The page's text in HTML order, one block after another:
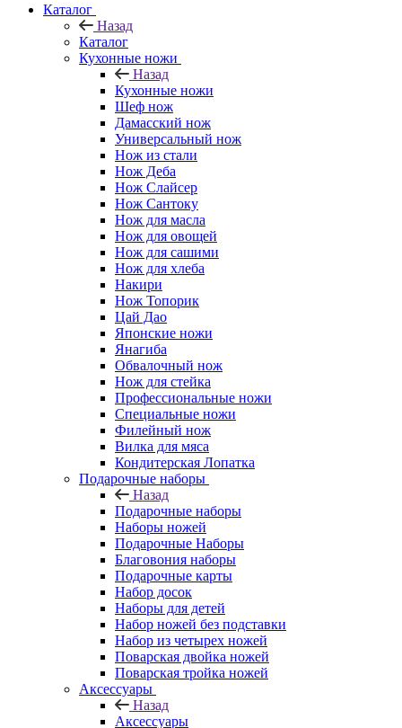
Каталог
Назад
Каталог
Кухонные ножи
Назад
Кухонные ножи
Шеф нож
Дамасский нож
Универсальный нож
Нож из стали
Нож Деба
Нож Слайсер
Нож Сантоку
Нож для масла
Нож для овощей
Нож для сашими
Нож для хлеба
Накири
Нож Топорик
Цай Дао
Японские ножи
Янагиба
Обвалочный нож
Нож для стейка
Профессиональные ножи
Специальные ножи
Филейный нож
Вилка для мяса
Кондитерская Лопатка
Подарочные наборы
Назад
Подарочные наборы
Наборы ножей
Подарочные Наборы
Благовония наборы
Подарочные карты
Набор досок
Наборы для детей
Набор ножей без подставки
Набор из четырех ножей
Поварская двойка ножей
Поварская тройка ножей
Аксессуары
Назад
Аксессуары